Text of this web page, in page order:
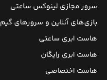
سرور مجازی لینوکس ساعتی
بازی‌های آنلاین و سرورهای گیم
هاست ابری ساعتی
هاست ابری رایگان
هاست اختصاصی